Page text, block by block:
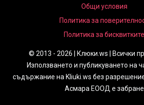
Общи условия
Политика за
Политика за бисквитките
© 2013 - 2026 | Клюки.ws | Всички
Използването и публикуването на
съдържание на Kliuki.ws без
Асмара ЕООД е